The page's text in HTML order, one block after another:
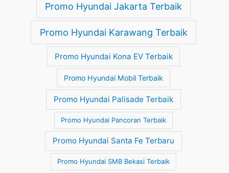
Promo Hyundai Jakarta Terbaik
Promo Hyundai Karawang Terbaik
Promo Hyundai Kona EV Terbaik
Promo Hyundai Mobil Terbaik
Promo Hyundai Palisade Terbaik
Promo Hyundai Pancoran Terbaik
Promo Hyundai Santa Fe Terbaru
Promo Hyundai SMB Bekasi Terbaik